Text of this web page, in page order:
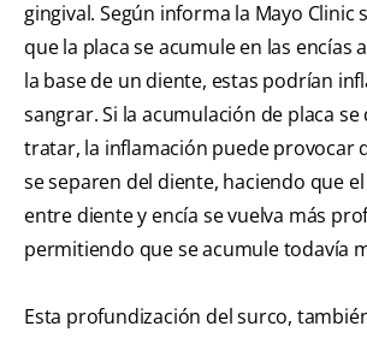
gingival. Según informa la Mayo Clinic
que la placa se acumule en las encías
la base de un diente, estas podrían
sangrar. Si la acumulación de placa se
tratar, la inflamación puede provocar
se separen del diente, haciendo que
entre diente y encía se vuelva más
permitiendo que se acumule todavía
Esta profundización del surco,